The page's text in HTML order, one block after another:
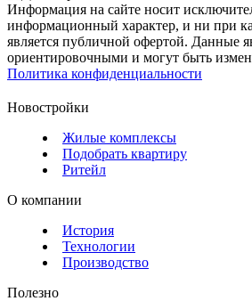
Информация на сайте носит
информационный характер, и ни при
является публичной офертой. Данные
ориентировочными и могут быть
Политика конфиденциальности
Новостройки
Жилые комплексы
Подобрать квартиру
Ритейл
О компании
История
Технологии
Производство
Полезно